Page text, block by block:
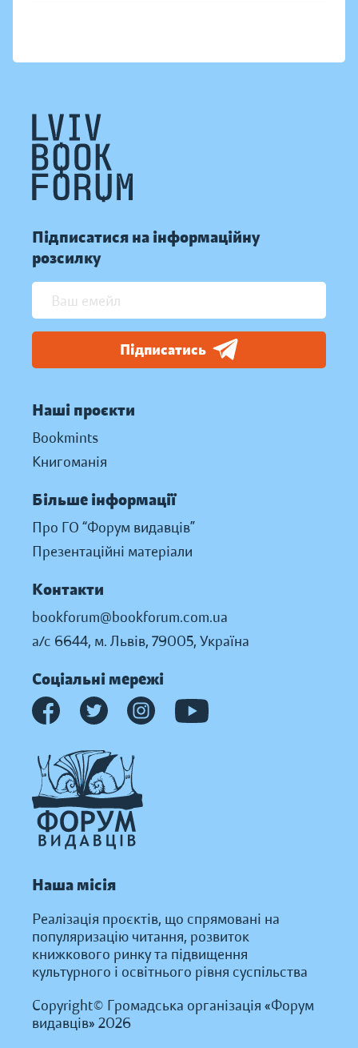
Підписатися на інформаційну
розсилку
Підписатись
Наші проєкти
Bookmints
Книгоманія
Більше інформації
Про ГО “Форум видавців”
Презентаційні матеріали
Контакти
bookforum@bookforum.com.ua
а/с 6644, м. Львів, 79005, Україна
Соціальні мережі
Наша місія
Реалізація проєктів, що спрямовані на
популяризацію читання, розвиток
книжкового ринку та підвищення
культурного і освітнього рівня суспільства
Copyright© Громадська організація «Форум
видавців» 2026